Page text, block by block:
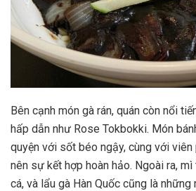
Bên cạnh món gà rán, quán còn nổi
hấp dẫn như Rose Tokbokki. Món
quyện với sốt béo ngậy, cùng với
nên sự kết hợp hoàn hảo. Ngoài ra,
cá, và lẩu gà Hàn Quốc cũng là những